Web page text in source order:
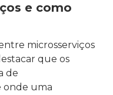
e como
microsserviços
que os
de
onde uma